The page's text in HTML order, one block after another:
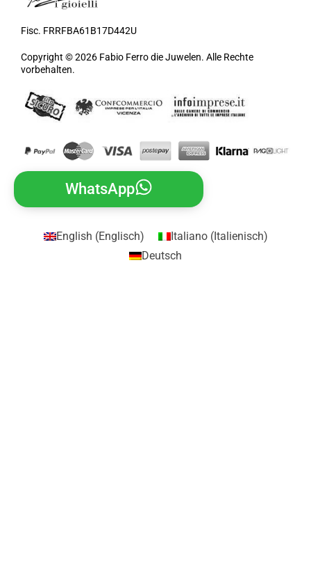
Fisc. FRRFBA61B17D442U
Copyright © 2026 Fabio Ferro die Juwelen. Alle Rechte
vorbehalten.
WhatsApp
English (Englisch) Italiano(Italienisch)
Deutsch